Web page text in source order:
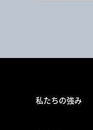
私たちの強み